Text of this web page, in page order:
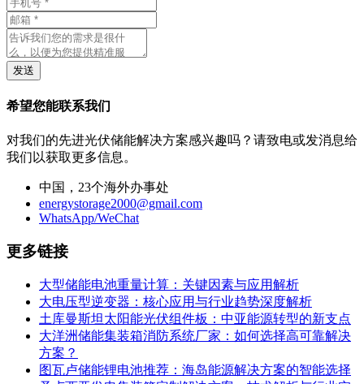
发送
希望您能联系我们
对我们的先进光伏储能解决方案感兴趣吗？请致电或发消息给
我们以获取更多信息。
中国，23个海外办事处
energystorage2000@gmail.com
WhatsApp/WeChat
更多链接
大型储能电池重量计算：关键因素与应用解析
大电压型逆变器：核心应用与行业趋势深度解析
土库曼斯坦太阳能光伏组件板：中亚能源转型的新支点
大洋洲储能集装箱消防系统厂家：如何选择高可靠解决
方案？
图瓦卢储能锂电池推荐：海岛能源解决方案的智能选择